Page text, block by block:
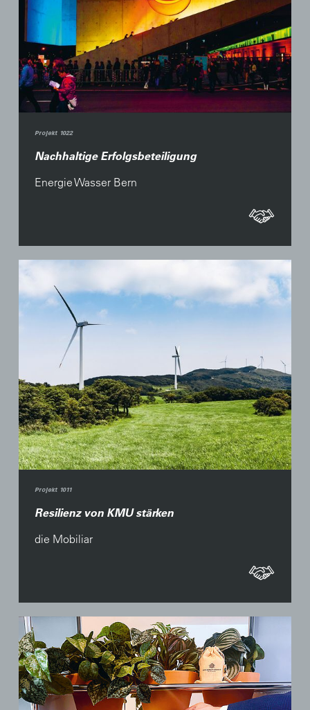
Projekt 1022
Nachhaltige Erfolgsbeteiligung
Energie Wasser Bern
Projekt 1011
Resilienz von KMU stärken
die Mobiliar